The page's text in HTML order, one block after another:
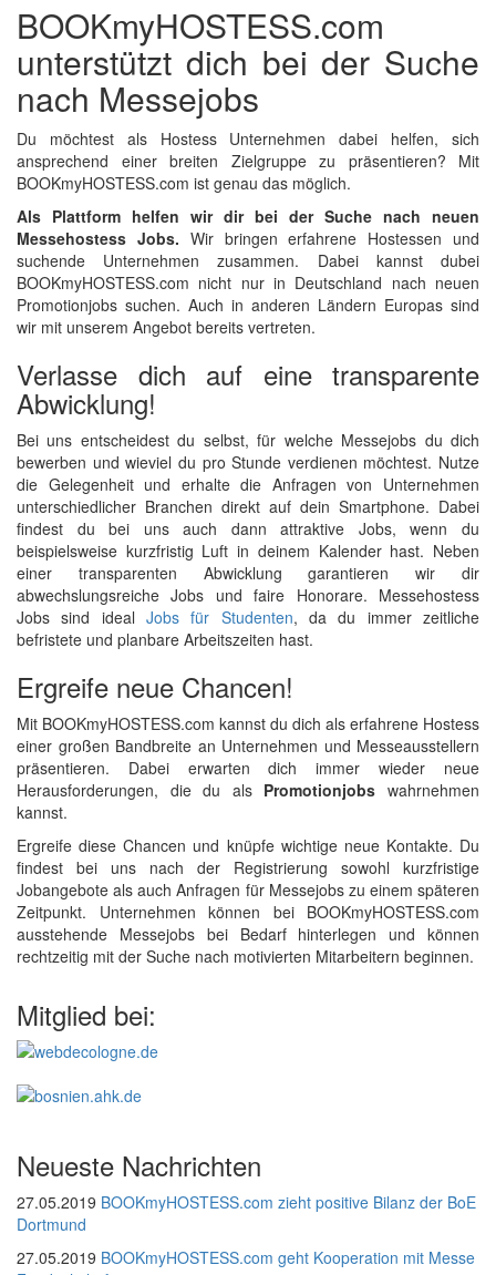
BOOKmyHOSTESS.com
unterstützt dich bei der Suche
nach Messejobs
Du möchtest als Hostess Unternehmen dabei helfen, sich
ansprechend einer breiten Zielgruppe zu präsentieren? Mit
BOOKmyHOSTESS.com ist genau das möglich.
Als Plattform helfen wir dir bei der Suche nach neuen
Messehostess Jobs. Wir bringen erfahrene Hostessen und
suchende Unternehmen zusammen. Dabei kannst dubei
BOOKmyHOSTESS.com nicht nur in Deutschland nach neuen
Promotionjobs suchen. Auch in anderen Ländern Europas sind
wir mit unserem Angebot bereits vertreten.
Verlasse dich auf eine transparente
Abwicklung!
Bei uns entscheidest du selbst, für welche Messejobs du dich
bewerben und wieviel du pro Stunde verdienen möchtest. Nutze
die Gelegenheit und erhalte die Anfragen von Unternehmen
unterschiedlicher Branchen direkt auf dein Smartphone. Dabei
findest du bei uns auch dann attraktive Jobs, wenn du
beispielsweise kurzfristig Luft in deinem Kalender hast. Neben
einer transparenten Abwicklung garantieren wir dir
abwechslungsreiche Jobs und faire Honorare. Messehostess
Jobs sind ideal Jobs für Studenten, da du immer zeitliche
befristete und planbare Arbeitszeiten hast.
Ergreife neue Chancen!
Mit BOOKmyHOSTESS.com kannst du dich als erfahrene Hostess
einer großen Bandbreite an Unternehmen und Messeausstellern
präsentieren. Dabei erwarten dich immer wieder neue
Herausforderungen, die du als Promotionjobs wahrnehmen
kannst.
Ergreife diese Chancen und knüpfe wichtige neue Kontakte. Du
findest bei uns nach der Registrierung sowohl kurzfristige
Jobangebote als auch Anfragen für Messejobs zu einem späteren
Zeitpunkt. Unternehmen können bei BOOKmyHOSTESS.com
ausstehende Messejobs bei Bedarf hinterlegen und können
rechtzeitig mit der Suche nach motivierten Mitarbeitern beginnen.
Mitglied bei:
Neueste Nachrichten
27.05.2019 BOOKmyHOSTESS.com zieht positive Bilanz der BoE
Dortmund
27.05.2019 BOOKmyHOSTESS.com geht Kooperation mit Messe